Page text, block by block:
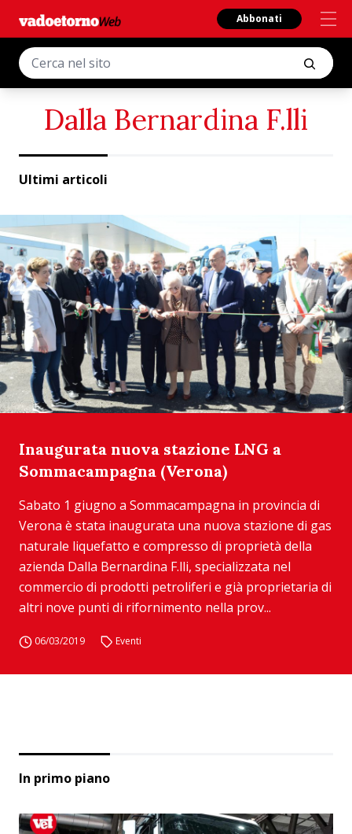
Abbonati
Dalla Bernardina F.lli
Ultimi articoli
Inaugurata nuova stazione LNG a
Sommacampagna (Verona)
Sabato 1 giugno a Sommacampagna in provincia di
Verona è stata inaugurata una nuova stazione di gas
naturale liquefatto e compresso di proprietà della
azienda Dalla Bernardina F.lli, specializzata nel
commercio di prodotti petroliferi e già proprietaria di
altri nove punti di rifornimento nella prov...
06/03/2019 Eventi
In primo piano